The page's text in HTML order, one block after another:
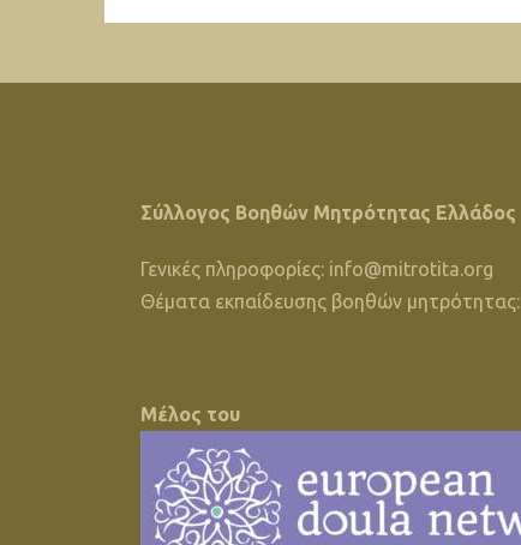
Σύλλογος Βοηθών Μητρότητας Ελλάδος
Γενικές πληροφορίες: info@mitrotita.org
Θέματα εκπαίδευσης βοηθών μητρότητας:
Μέλος του